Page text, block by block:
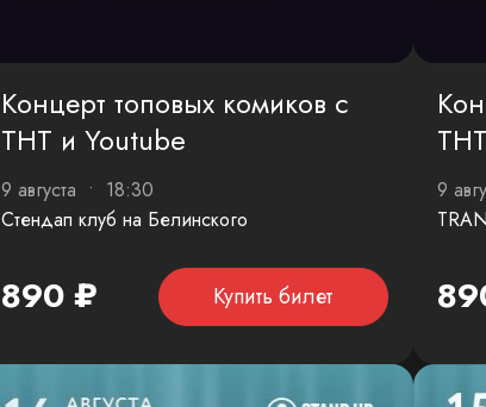
Концерт топовых комиков с
ТНТ и Youtube
9 августа • 18:30
Стендап клуб на Белинского
890 ₽ Купить билет
9